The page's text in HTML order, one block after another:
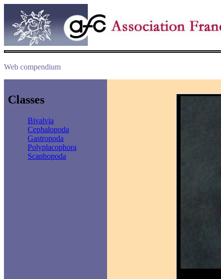
Web compendium
Classes
Bivalvia
Cephalopoda
Gastropoda
Polyplacophora
Scaphopoda